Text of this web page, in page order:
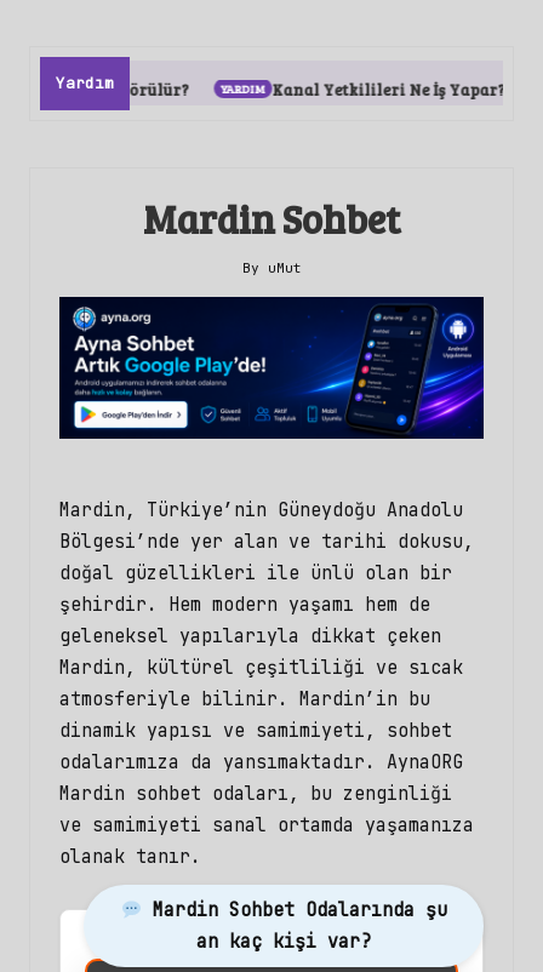
Yardım
Görülür? Kanal Yetkilileri Ne İş Yapar?
Mardin Sohbet
Posted
by
By uMut
Mardin, Türkiye’nin Güneydoğu Anadolu
Bölgesi’nde yer alan ve tarihi dokusu,
doğal güzellikleri ile ünlü olan bir
şehirdir. Hem modern yaşamı hem de
geleneksel yapılarıyla dikkat çeken
Mardin, kültürel çeşitliliği ve sıcak
atmosferiyle bilinir. Mardin’in bu
dinamik yapısı ve samimiyeti, sohbet
odalarımıza da yansımaktadır. AynaORG
Mardin sohbet odaları, bu zenginliği
ve samimiyeti sanal ortamda yaşamanıza
olanak tanır.
Mardin Sohbet Odalarında şu
an kaç kişi var?